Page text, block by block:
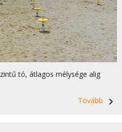
tó, átlagos mélysége alig
Tovább
navigate_next